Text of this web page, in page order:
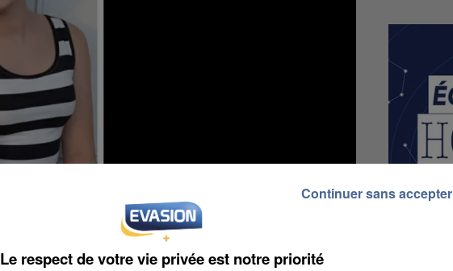
Le respect de votre vie privée est notre priorité
Continuer sans accepter